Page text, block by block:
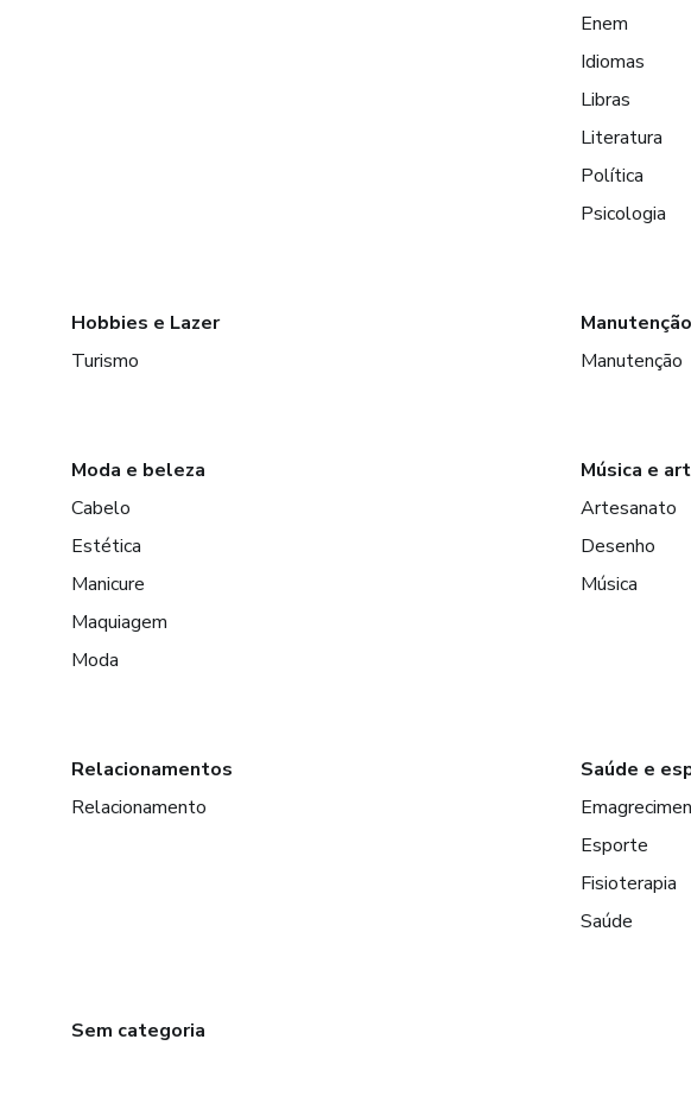
Enem
Idiomas
Libras
Literatura
Política
Psicologia
Hobbies e Lazer
Turismo
Manutenção
Moda e beleza
Cabelo
Estética
Manicure
Maquiagem
Moda
Música e
Artesanato
Desenho
Música
Relacionamentos
Relacionamento
Saúde e
Esporte
Fisioterapia
Saúde
Sem categoria